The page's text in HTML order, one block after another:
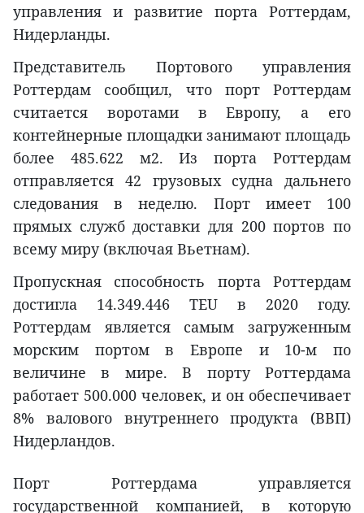
управления и развитие порта Роттердам,
Нидерланды.
Представитель Портового управления
Роттердам сообщил, что порт Роттердам
считается воротами в Европу, а его
контейнерные площадки занимают площадь
более 485.622 м2. Из порта Роттердам
отправляется 42 грузовых судна дальнего
следования в неделю. Порт имеет 100
прямых служб доставки для 200 портов по
всему миру (включая Вьетнам).
Пропускная способность порта Роттердам
достигла 14.349.446 TEU в 2020 году.
Роттердам является самым загруженным
морским портом в Европе и 10-м по
величине в мире. В порту Роттердама
работает 500.000 человек, и он обеспечивает
8% валового внутреннего продукта (ВВП)
Нидерландов.
Порт Роттердама управляется
государственной компанией, в которую